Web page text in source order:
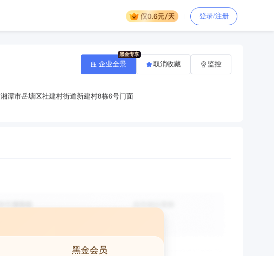
登录/注册
湘潭市岳塘区社建村街道新建村8栋6号门面
企业全景 取消收藏 监控
黑金会员